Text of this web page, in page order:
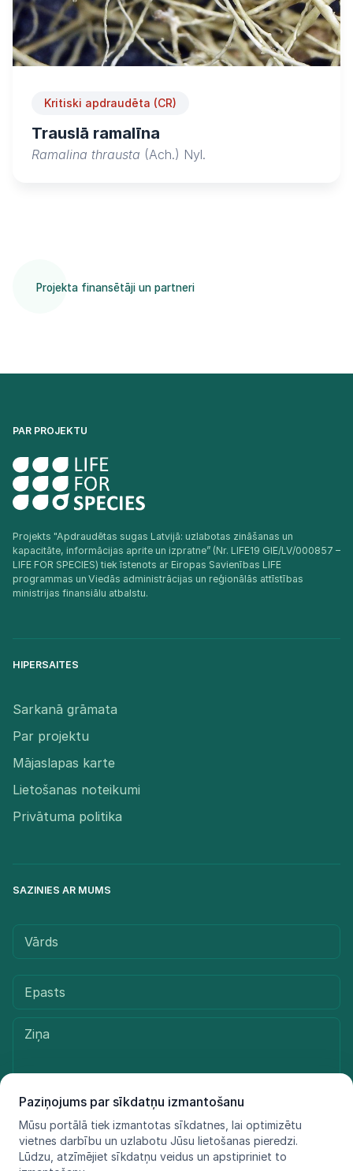
Paziņojums par sīkdatņu izmantošanu
Mūsu portālā tiek izmantotas sīkdatnes, lai optimizētu
vietnes darbību un uzlabotu Jūsu lietošanas pieredzi.
Lūdzu, atzīmējiet sīkdatņu veidus un apstipriniet to
Kritiski apdraudēta (CR)
Trauslā ramalīna
Ramalina thrausta (Ach.) Nyl.
Projekta finansētāji un partneri
PAR PROJEKTU
Projekts "Apdraudētas sugas Latvijā: uzlabotas zināšanas un
kapacitāte, informācijas aprite un izpratne” (Nr. LIFE19 GIE/LV/000857 –
LIFE FOR SPECIES) tiek īstenots ar Eiropas Savienības LIFE
programmas un Viedās administrācijas un reģionālās attīstības
ministrijas finansiālu atbalstu.​
HIPERSAITES
Sarkanā grāmata
Par projektu
Mājaslapas karte
Lietošanas noteikumi
Privātuma politika
SAZINIES AR MUMS
Sūtīt ziņu